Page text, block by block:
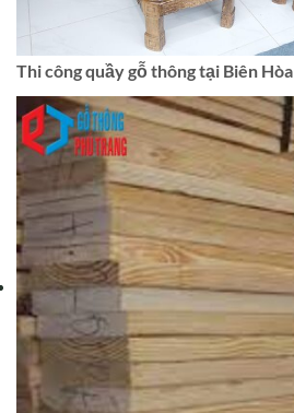
Thi công quầy gỗ thông tại Biên Hòa